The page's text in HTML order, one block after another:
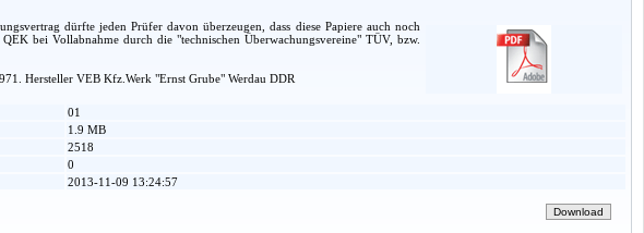
dürfte jeden Prüfer davon überzeugen, dass diese Papiere auch noch
bei Vollabnahme durch die "technischen Überwachungsvereine" TÜV, bzw.
Hersteller VEB Kfz.Werk "Ernst Grube" Werdau DDR
01
1.9 MB
2518
0
2013-11-09 13:24:57